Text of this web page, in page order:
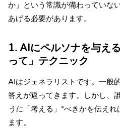
か」という常識が備わっていな
あげる必要があります。
1. AIにペルソナを与え
って」テクニック
AIはジェネラリストです。一般
答えが返ってきます。しかし、
うに 「考える」*べきかを伝え
ます。